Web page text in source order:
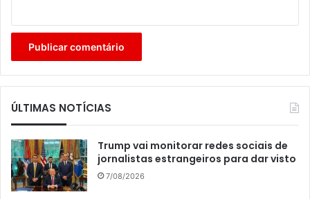
ÚLTIMAS NOTÍCIAS
Trump vai monitorar redes sociais de
jornalistas estrangeiros para dar visto
7/08/2026